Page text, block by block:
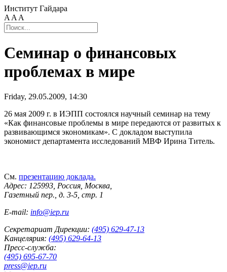
Институт Гайдара
A A A
Семинар о финансовых
проблемах в мире
Friday, 29.05.2009, 14:30
26 мая 2009 г. в ИЭПП состоялся научный семинар на тему
«Как финансовые проблемы в мире передаются от развитых к
развивающимся экономикам». С докладом выступила
экономист департамента исследований МВФ Ирина Титель.
См. презентацию доклада.
Адрес: 125993, Россия, Москва,
Газетный пер., д. 3-5, стр. 1
E-mail: info@iep.ru
Секретариат Дирекции: (495) 629-47-13
Канцелярия: (495) 629-64-13
Пресс-служба:
(495) 695-67-70
press@iep.ru